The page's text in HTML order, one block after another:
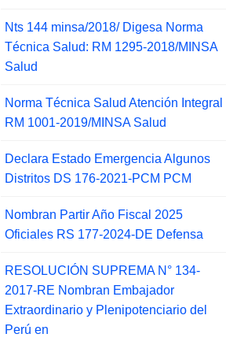
Nts 144 minsa/2018/ Digesa Norma
Técnica Salud: RM 1295-2018/MINSA
Salud
Norma Técnica Salud Atención Integral
RM 1001-2019/MINSA Salud
Declara Estado Emergencia Algunos
Distritos DS 176-2021-PCM PCM
Nombran Partir Año Fiscal 2025
Oficiales RS 177-2024-DE Defensa
RESOLUCIÓN SUPREMA N° 134-
2017-RE Nombran Embajador
Extraordinario y Plenipotenciario del
Perú en